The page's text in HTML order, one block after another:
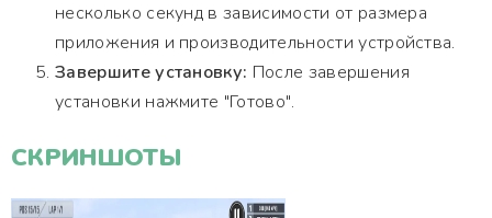
несколько секунд в зависимости от размера
приложения и производительности устройства.
Завершите установку: После завершения
установки нажмите "Готово".
СКРИНШОТЫ